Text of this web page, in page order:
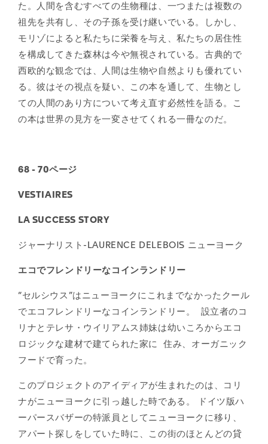
た。人間を含むすべての生物種は、一つまたは複数の
祖先を共有し、その子孫を受け継いでいる。しかし、
モリゾによると私たちに栄養を与え、私たちの居住性
を構成してきた森林は今や無視されている。古典的で
西欧的な観念では、人間は生物や自然よりも優れてい
る。彼はその視点を疑い、この本を通して、生物とし
ての人間のあり方について考え直す必然性を語る。こ
の本は世界の見方を一変させてくれる一冊なのだ。
68 - 70ページ
VESTIAIRES
LA SUCCESS STORY
ジャーナリスト-LAURENCE DELEBOIS ニューヨーク
エコでフレンドリーなコインランドリー
“セルシウス”はニューヨークにこれまでなかったクール
でエコフレンドリーなコインランドリー。 設立者のコ
リナとテレサ・ウイリアムス姉妹は幼いころからエコ
ロジックな建材で建てられた家に 住み、オーガニック
フードで育った。
このプロジェクトのアイディアが生まれたのは、コリ
ナがニューヨークに引っ越した時である。 ドイツ版ハ
ーパースバザーの特派員としてニューヨークに移り、
アパート探しをしていた時に、この街のほとんどの貸